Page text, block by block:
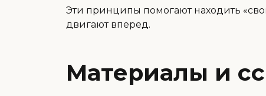
Эти принципы помогают находить
двигают вперед.
Материалы и